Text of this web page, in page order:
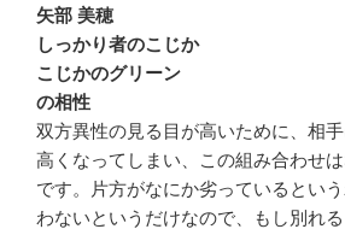
矢部 美穂
しっかり者のこじか
こじかのグリーン
の相性
双方異性の見る目が高いために、相
高くなってしまい、この組み合わせ
です。片方がなにか劣っているとい
わないというだけなので、もし別れる